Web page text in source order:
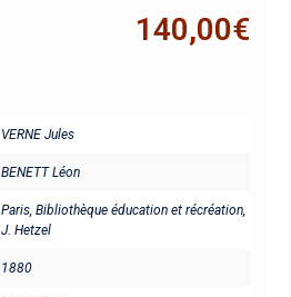
140,00€
VERNE Jules
BENETT Léon
Paris, Bibliothèque éducation et récréation,
J. Hetzel
1880